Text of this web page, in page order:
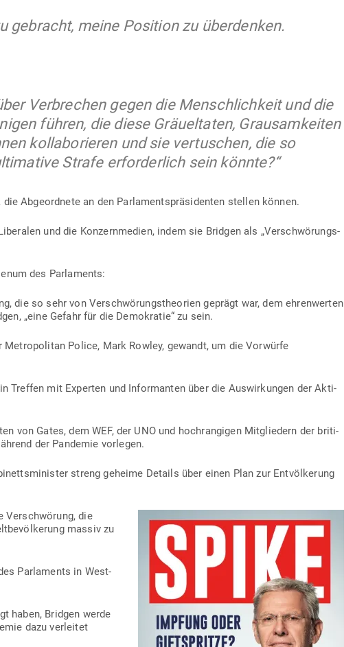
gebracht, meine Position zu überdenken.
Ver­brechen gegen die Mensch­lichkeit und die
führen, die diese Gräu­el­taten, Grau­sam­keiten
kol­la­bo­rieren und sie ver­tu­schen, die so
Strafe erfor­derlich sein könnte?“
Abge­ordnete an den Par­la­ments­prä­si­denten stellen können.
und die Kon­zern­medien, indem sie Bridgen als „Ver­schwö­rungs­
des Parlaments:
die so sehr von Ver­schwö­rungs­theorien geprägt war, dem ehren­werten
„eine Gefahr für die Demo­kratie“ zu sein.
Police, Mark Rowley, gewandt, um die Vor­würfe
Treffen mit Experten und Infor­manten über die Aus­wir­kungen der Akti­
von Gates, dem WEF, der UNO und hoch­ran­gigen Mit­gliedern der bri­ti­
der Pan­demie vorlegen.
streng geheime Details über einen Plan zur Ent­völ­kerung
Ver­schwörung, die
massiv zu
Par­la­ments in West­
haben, Bridgen werde
dazu ver­leitet